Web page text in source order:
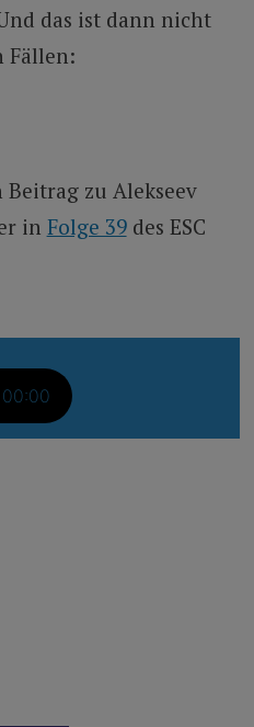
das ist dann nicht
Fällen:
zu Alekseev
in Folge 39des ESC